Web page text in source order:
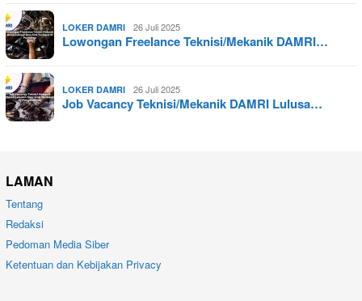
LOKER DAMRI 26 Juli 2025
Lowongan Freelance Teknisi/Mekanik DAMRI…
LOKER DAMRI 26 Juli 2025
Job Vacancy Teknisi/Mekanik DAMRI Lulusa…
LAMAN
Tentang
Redaksi
Pedoman Media Siber
Ketentuan dan Kebijakan Privacy